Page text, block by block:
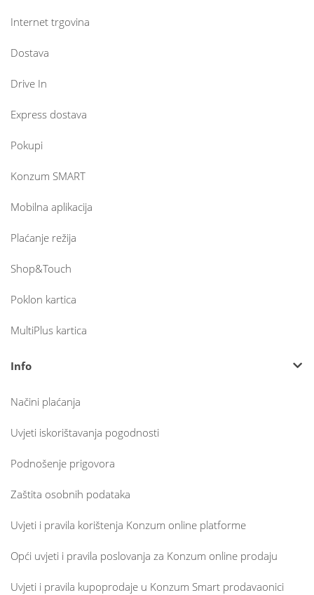
Internet trgovina
Dostava
Drive In
Express dostava
Pokupi
Konzum SMART
Mobilna aplikacija
Plaćanje režija
Shop&Touch
Poklon kartica
MultiPlus kartica
Info
Načini plaćanja
Uvjeti iskorištavanja pogodnosti
Podnošenje prigovora
Zaštita osobnih podataka
Uvjeti i pravila korištenja Konzum online platforme
Opći uvjeti i pravila poslovanja za Konzum online prodaju
Uvjeti i pravila kupoprodaje u Konzum Smart prodavaonici